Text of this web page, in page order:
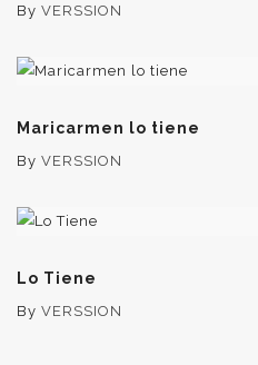
By VERSSION
Maricarmen lo tiene
By VERSSION
Lo Tiene
By VERSSION